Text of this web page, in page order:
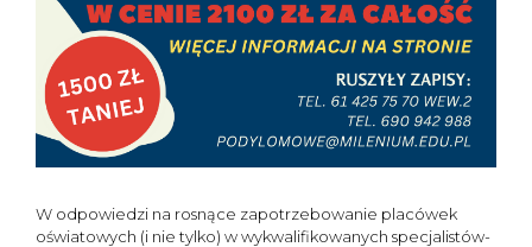
W odpowiedzi na rosnące zapotrzebowanie placówek
oświatowych (i nie tylko) w wykwalifikowanych specjalistów-